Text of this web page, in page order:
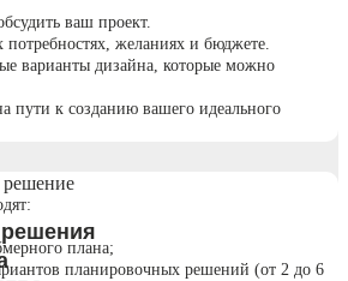
ваш проект.
потребностях, желаниях и бюджете.
варианты дизайна, которые можно
пути к созданию вашего идеального
плана;
планировочных решений (от 2 до 6